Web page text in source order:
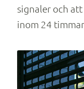
signaler och
inom 24